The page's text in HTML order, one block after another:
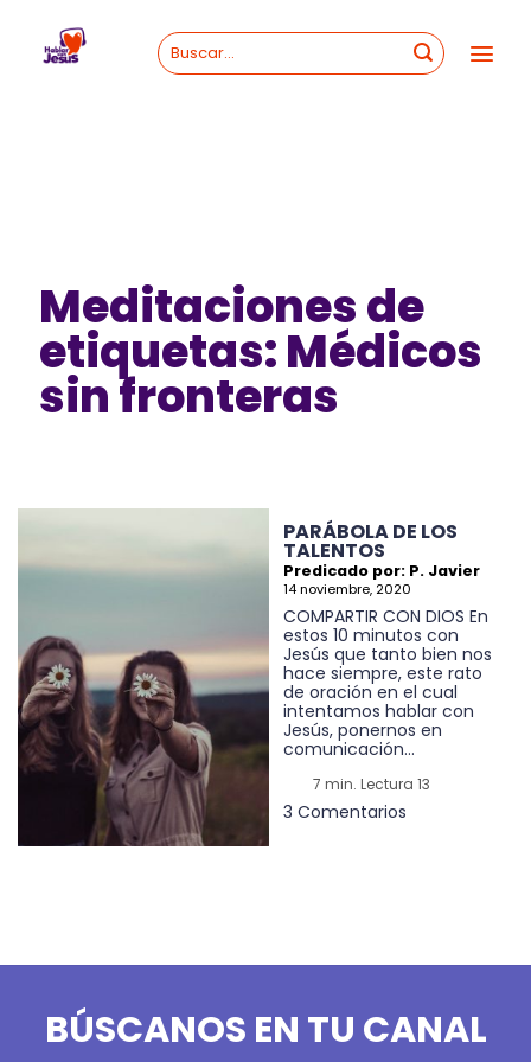
content
Meditaciones de
etiquetas: Médicos
sin fronteras
PARÁBOLA DE LOS
TALENTOS
Predicado por: P. Javier
14 noviembre, 2020
COMPARTIR CON DIOS En
estos 10 minutos con
Jesús que tanto bien nos
hace siempre, este rato
de oración en el cual
intentamos hablar con
Jesús, ponernos en
comunicación...
7 min. Lectura 13
3 Comentarios
BÚSCANOS EN TU CANAL